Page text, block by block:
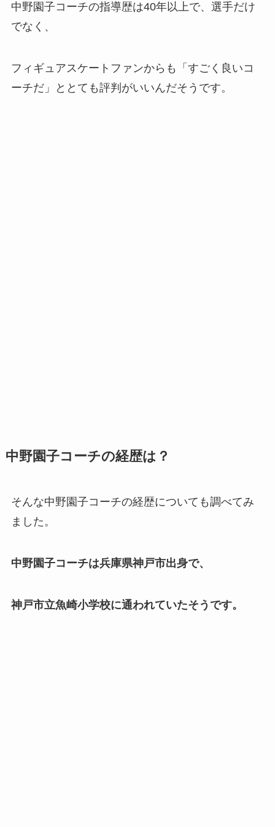
中野園子コーチの指導歴は40年以上で、選手だけ
でなく、
フィギュアスケートファンからも「すごく良いコ
ーチだ」ととても評判がいいんだそうです。
中野園子コーチの経歴は？
そんな中野園子コーチの経歴についても調べてみ
ました。
中野園子コーチは兵庫県神戸市出身で、
神戸市立魚崎小学校に通われていたそうです。